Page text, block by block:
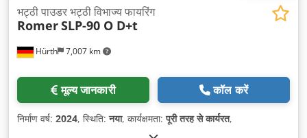
Hürth 7,007 km
भट्ठी पाउडर भट्ठी विभाज्य फायरिंग
RomerSLP-90 O D+t
मूल्य जानकारी कॉल करें
निर्माण वर्ष: 2024, स्थिति:नया, कार्यक्षमता:पूरी तरह से कार्यरत,